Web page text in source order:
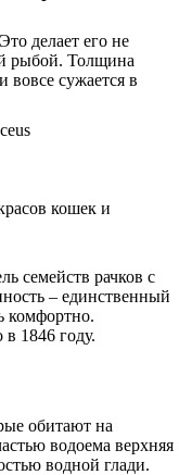
делает его не
рыбой. Толщина
вовсе сужается в
кошек и
семейств рачков с
– единственный
комфортно.
1846 году.
обитают на
водоема верхняя
водной глади.